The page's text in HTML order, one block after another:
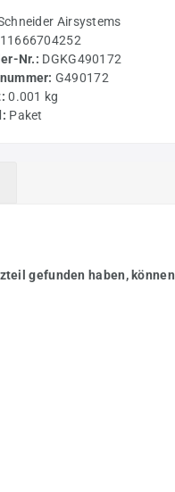
Airsystems
Nr.: DGKG490172
G490172
0.001 kg
Paket
gefunden haben,